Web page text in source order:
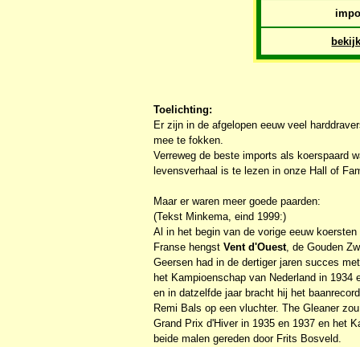
Toelichting:
Er zijn in de afgelopen eeuw veel
mee te fokken.
Verreweg de beste imports als koerspaard
levensverhaal is te lezen in onze Hall of
Maar er waren meer goede paarden:
(Tekst Minkema, eind 1999:)
Al in het begin van de vorige eeuw
Franse hengstVent d'Ouest, de Gouden
Geersen had in de dertiger jaren succes
het Kampioenschap van Nederland in
en in datzelfde jaar bracht hij het
Remi Bals op een vluchter. The Gleaner
Grand Prix d'Hiver in 1935 en 1937 en het
beide malen gereden door Frits Bosveld.